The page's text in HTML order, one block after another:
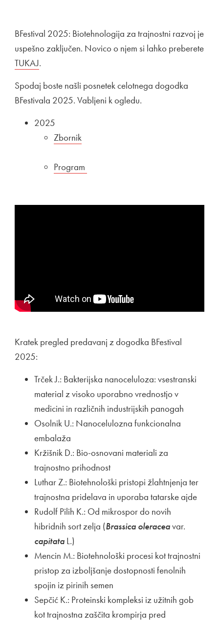
BFestival 2025: Biotehnologija za trajnostni razvoj je
uspešno zaključen. Novico o njem si lahko preberete
Zunanja povezava na
TUKAJOdpira se v novem oknu
.
Spodaj boste našli posnetek celotnega dogodka
BFestivala 2025. Vabljeni k ogledu.
2025
Zunanja povezava na
Zbornik
Zunanja povezava na
Program
Kratek pregled predavanj z dogodka BFestival
2025:
Trček J.: Bakterijska nanoceluloza: vsestranski
material z visoko uporabno vrednostjo v
medicini in različnih industrijskih panogah
Osolnik U.: Nanocelulozna funkcionalna
embalaža
Kržišnik D.: Bio-osnovani materiali za
trajnostno prihodnost
Luthar Z.: Biotehnološki pristopi žlahtnjenja ter
trajnostna pridelava in uporaba tatarske ajde
Rudolf Pilih K.: Od mikrospor do novih
hibridnih sort zelja (Brassica oleraceavar.
capitata L.)
Mencin M.: Biotehnološki procesi kot trajnostni
pristop za izboljšanje dostopnosti fenolnih
spojin iz pirinih semen
Sepčić K.: Proteinski kompleksi iz užitnih gob
kot trajnostna zaščita krompirja pred